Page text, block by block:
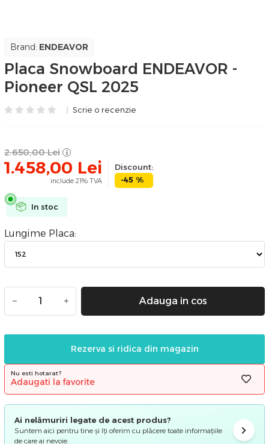
Brand: ENDEAVOR
Placa Snowboard ENDEAVOR -
Pioneer QSL 2025
Scrie o recenzie
2.650,00 Lei
1.458,00 Lei
include 21% TVA
Discount:
-45 %
In stoc
Lungime Placa:
− + Adauga in cos
Rezerva si ridica din magazin
Nu esti hotarat?
Adaugati la favorite
Ai nelămuriri legate de acest produs?
Suntem aici pentru tine și îți oferim cu plăcere toate informațiile
de care ai nevoie.